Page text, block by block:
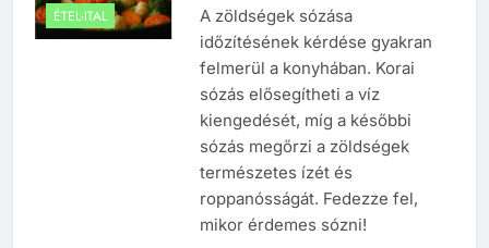
ÉTEL-ITAL
A zöldségek sózása
időzítésének kérdése gyakran
felmerül a konyhában. Korai
sózás elősegítheti a víz
kiengedését, míg a későbbi
sózás megőrzi a zöldségek
természetes ízét és
roppanósságát. Fedezze fel,
mikor érdemes sózni!